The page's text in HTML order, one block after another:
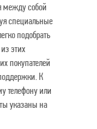
между собой
специальные
подобрать
этих
покупателей
К
телефону или
указаны на